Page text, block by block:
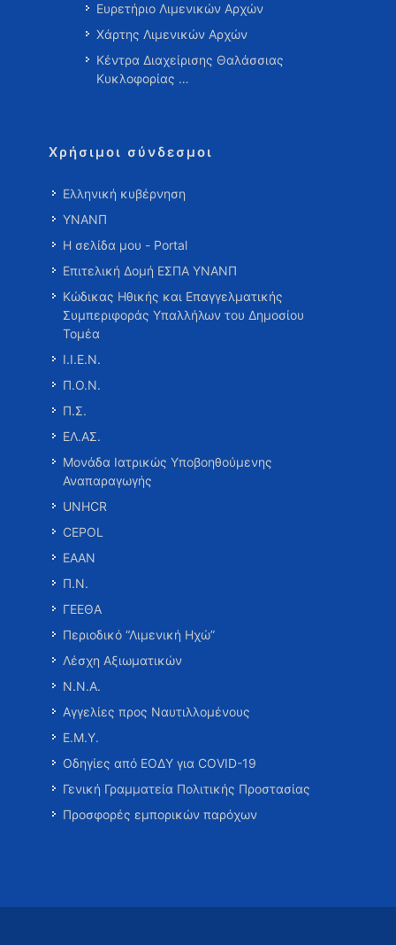
Ευρετήριο Λιμενικών Αρχών
Χάρτης Λιμενικών Αρχών
Κέντρα Διαχείρισης Θαλάσσιας
Κυκλοφορίας …
Χρήσιμοι σύνδεσμοι
Ελληνική κυβέρνηση
ΥΝΑΝΠ
Η σελίδα μου - Portal
Επιτελική Δομή ΕΣΠΑ ΥΝΑΝΠ
Κώδικας Ηθικής και Επαγγελματικής
Συμπεριφοράς Υπαλλήλων του Δημοσίου
Τομέα
Ι.Ι.Ε.Ν.
Π.Ο.Ν.
Π.Σ.
ΕΛ.ΑΣ.
Μονάδα Ιατρικώς Υποβοηθούμενης
Αναπαραγωγής
UNHCR
CEPOL
ΕΑΑΝ
Π.Ν.
ΓΕΕΘΑ
Περιοδικό “Λιμενική Ηχώ”
Λέσχη Αξιωματικών
Ν.Ν.Α.
Αγγελίες προς Ναυτιλλομένους
Ε.Μ.Υ.
Οδηγίες από ΕΟΔΥ για COVID-19
Γενική Γραμματεία Πολιτικής Προστασίας
Προσφορές εμπορικών παρόχων